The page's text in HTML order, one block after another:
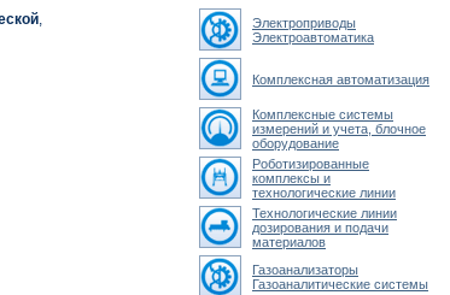
,
Электроприводы
Электроавтоматика
Комплексная автоматизация
Комплексные системы
измерений и учета, блочное
оборудование
Роботизированные
комплексы и
технологические линии
Технологические линии
дозирования и подачи
материалов
Газоанализаторы
Газоаналитические системы